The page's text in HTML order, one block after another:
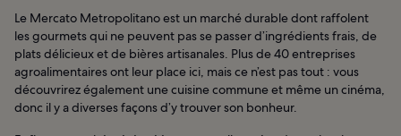
Le Mercato Metropolitano est un marché durable dont raffolent
les gourmets qui ne peuvent pas se passer d’ingrédients frais, de
plats délicieux et de bières artisanales. Plus de 40 entreprises
agroalimentaires ont leur place ici, mais ce n’est pas tout : vous
découvrirez également une cuisine commune et même un cinéma,
donc il y a diverses façons d’y trouver son bonheur.